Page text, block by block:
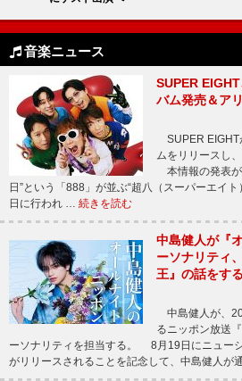
音楽ニュース
SUPER
バム発売＆ア
SUPER EIGHT
ムをリリースし
本情報の発表が
日”という「888」が並ぶ“超八（スーパーエイ
日に行われ … 続きを読む
中島健人が『
ーソナリティ
王』の話をす
中島健人が、
るニッポン放送
ーソナリティを担当する。 8月19日にニュー
がリリースされることを記念して、中島健人が